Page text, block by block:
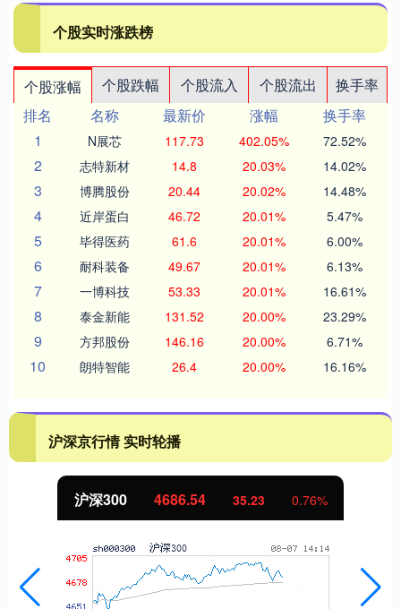
个股实时涨跌榜
个股涨幅 个股跌幅 个股流入 个股流出
换手率
排名
名称 最新价 涨幅
换手率
1
N展芯 117.73 402.05% 72.52%
2 志特新材 14.8 20.03% 14.02%
3 博腾股份 20.44 20.02% 14.48%
4 近岸蛋白 46.72 20.01% 5.47%
5 毕得医药 61.6 20.01% 6.00%
6 耐科装备 49.67 20.01% 6.13%
7 一博科技 53.33 20.01% 16.61%
8 泰金新能 131.52 20.00% 23.29%
9 方邦股份 146.16 20.00% 6.71%
10 朗特智能 26.4 20.00% 16.16%
沪深京行情 实时轮播
北证50 1132.64 9.76 0.87%